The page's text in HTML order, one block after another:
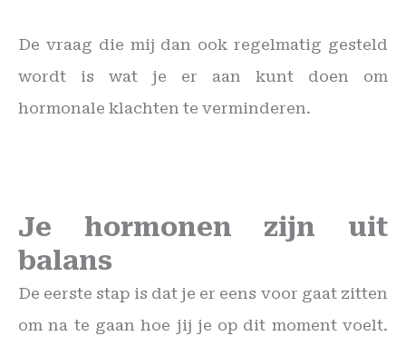
De vraag die mij dan ook regelmatig gesteld
wordt is wat je er aan kunt doen om
hormonale klachten te verminderen.
Je hormonen zijn uit
balans
De eerste stap is dat je er eens voor gaat zitten
om na te gaan hoe jij je op dit moment voelt.